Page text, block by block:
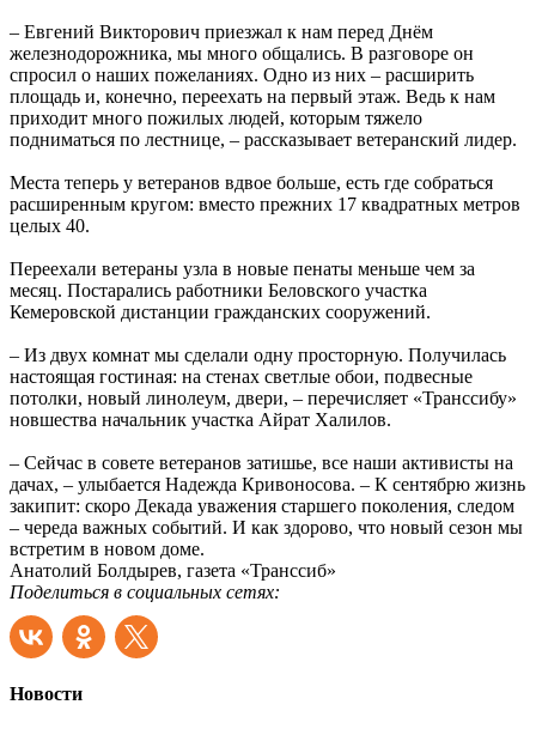
– Евгений Викторович приезжал к нам перед Днём
железнодорожника, мы много общались. В разговоре он
спросил о наших пожеланиях. Одно из них – расширить
площадь и, конечно, переехать на первый этаж. Ведь к нам
приходит много пожилых людей, которым тяжело
подниматься по лестнице, – рассказывает ветеранский лидер.
Места теперь у ветеранов вдвое больше, есть где собраться
расширенным кругом: вместо прежних 17 квадратных метров
целых 40.
Переехали ветераны узла в новые пенаты меньше чем за
месяц. Постарались работники Беловского участка
Кемеровской дистанции гражданских сооружений.
– Из двух комнат мы сделали одну просторную. Получилась
настоящая гостиная: на стенах светлые обои, подвесные
потолки, новый линолеум, двери, – перечисляет «Транссибу»
новшества начальник участка Айрат Халилов.
– Сейчас в совете ветеранов затишье, все наши активисты на
дачах, – улыбается Надежда Кривоносова. – К сентябрю жизнь
закипит: скоро Декада уважения старшего поколения, следом
– череда важных событий. И как здорово, что новый сезон мы
встретим в новом доме.
Анатолий Болдырев, газета «Транссиб»
Поделиться в социальных сетях:
Новости